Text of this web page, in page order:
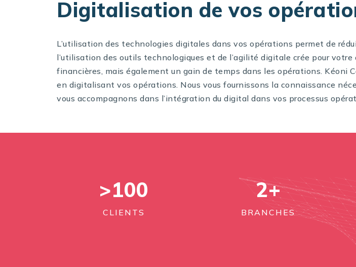
Digitalisation de vos
L’utilisation des technologies digitales dans vos opérations permet de
l’utilisation des outils technologiques et de l’agilité digitale crée pour
financières, mais également un gain de temps dans les opérations.
en digitalisant vos opérations. Nous vous fournissons la connaissance
vous accompagnons dans l’intégration du digital dans vos processus
>100
CLIENTS
2+
BRANCHES